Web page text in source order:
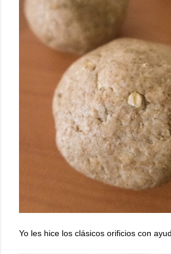
Yo les hice los clásicos orificios con